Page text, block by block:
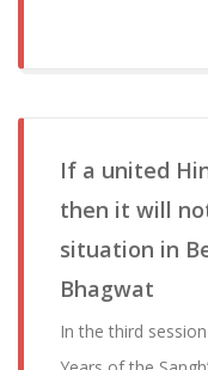
If a united
then it will
situation in
Bhagwat
In the third